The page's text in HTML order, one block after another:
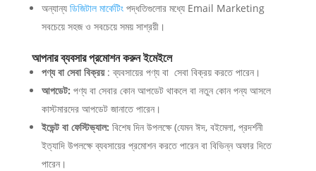
অন্যান্য ডিজিটাল মার্কেটিংপদ্ধতিগুলোর মধ্যে Email Marketing
সবচেয়ে সহজ ও সবচেয়ে সময় সাশ্রয়ী।
আপনার ব্যবসার প্রমোশন করুন ইমেইলে
পণ্য বা সেবা বিক্রয় : ব্যবসায়ের পণ্য বা সেবা বিক্রয় করতে পারেন।
আপডেট: পণ্য বা সেবার কোন আপডেট থাকলে বা নতুন কোন পন্য আসলে
কাস্টমারদের আপডেট জানাতে পারেন।
ইভেন্ট বা ফেস্টিভ্যাল: বিশেষ দিন উপলক্ষে (যেমন ঈদ, বইমেলা, প্রদর্শনী
ইত্যাদি উপলক্ষে ব্যবসায়ের প্রমোশন করতে পারেন বা বিভিন্ন অফার দিতে
পারেন।